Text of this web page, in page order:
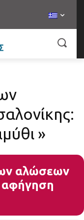
»
αλώσεων
αφήγηση